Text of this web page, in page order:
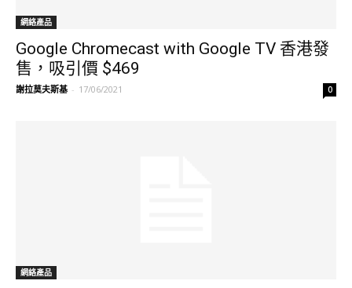
網絡產品
Google Chromecast with Google TV 香港發
售，吸引價 $469
謝拉莫夫斯基 - 17/06/2021 0
網絡產品